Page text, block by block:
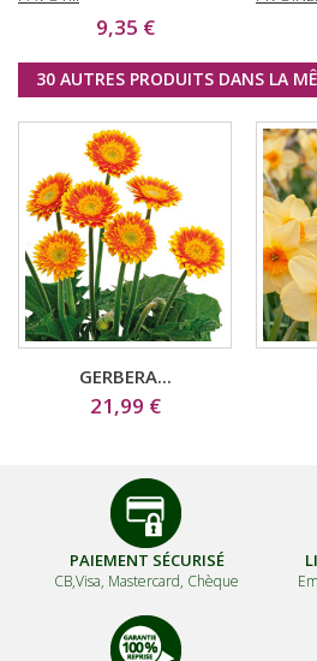
9,35 €
30 AUTRES PRODUITS DANS LA
GERBERA...
21,99 €
PAIEMENT SÉCURISÉ
CB,Visa, Mastercard, Chèque